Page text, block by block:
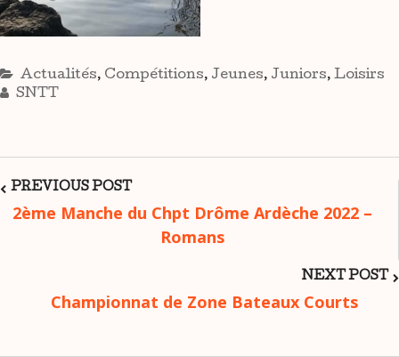
Actualités, Compétitions, Jeunes, Juniors, Loisirs
SNTT
Post
Navigation
PREVIOUS POST
2ème Manche du Chpt Drôme Ardèche 2022 –
Romans
NEXT POST
Championnat de Zone Bateaux Courts